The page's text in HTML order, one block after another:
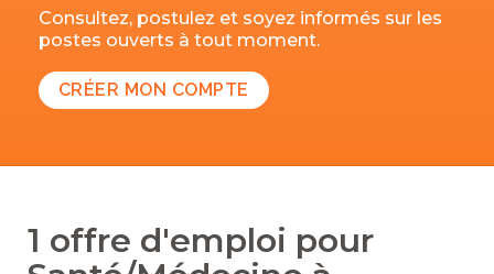
Consultez, postulez et soyez informés sur les
postes ouverts à tout moment.
CRÉER MON COMPTE
1 offre d'emploi pour